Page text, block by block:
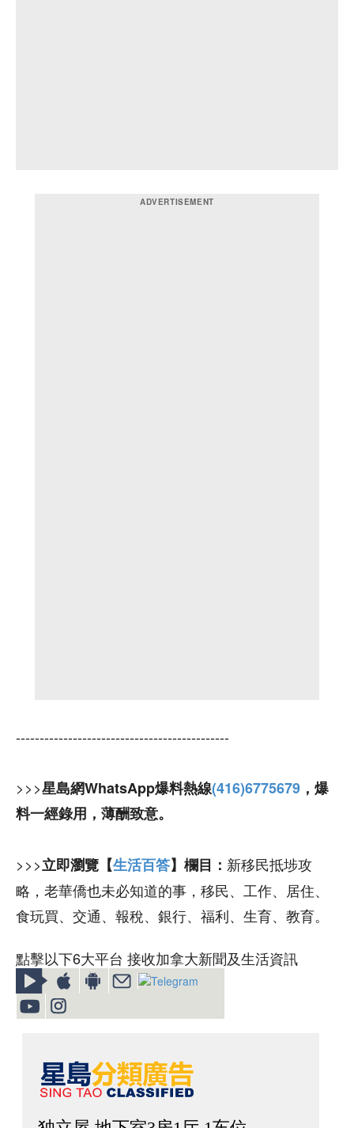
---------------------------------------------
>>>星島網WhatsApp爆料熱線(416)6775679 ，爆
料一經錄用，薄酬致意。
>>>立即瀏覽【生活百答】欄目： 新移民抵埗攻
略，老華僑也未必知道的事，移民、工作、居住、
食玩買、交通、報稅、銀行、福利、生育、教育。
點擊以下6大平台 接收加拿大新聞及生活資訊